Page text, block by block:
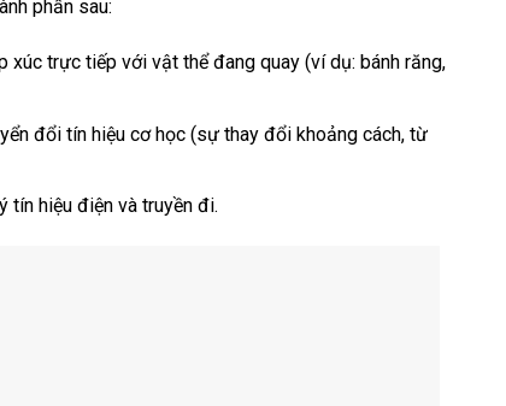
phần sau:
xúc trực tiếp với vật thể đang quay (ví dụ: bánh răng,
đổi tín hiệu cơ học (sự thay đổi khoảng cách, từ
tín hiệu điện và truyền đi.